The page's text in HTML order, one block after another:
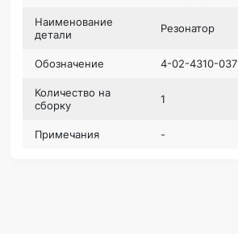
Наименование
детали
Резонатор
Обозначение 4-02-4310-037
Количество на
сборку
1
Примечания -